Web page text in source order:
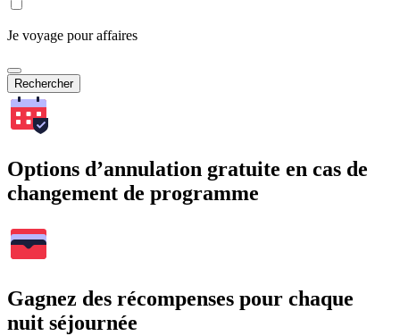
Je voyage pour affaires
Rechercher
Options d’annulation gratuite en cas de
changement de programme
Gagnez des récompenses pour chaque
nuit séjournée